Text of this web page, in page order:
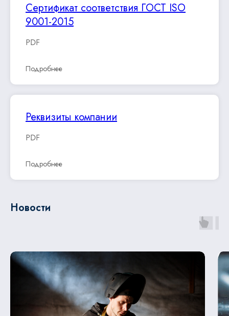
Сертификат соответствия ГОСТ ISO
9001-2015
PDF
Подробнее
Реквизиты компании
PDF
Подробнее
Новости